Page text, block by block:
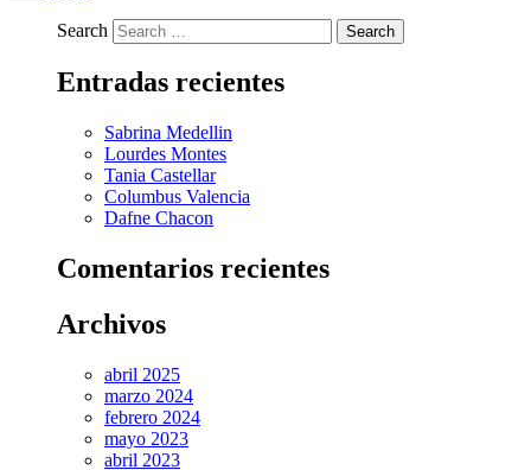
Search
Entradas recientes
Sabrina Medellin
Lourdes Montes
Tania Castellar
Columbus Valencia
Dafne Chacon
Comentarios recientes
Archivos
abril 2025
marzo 2024
febrero 2024
mayo 2023
abril 2023